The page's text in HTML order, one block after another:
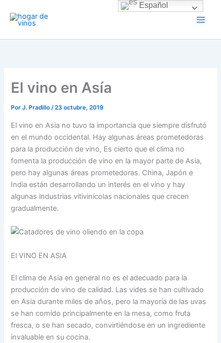
contenido
El vino en Asía
PorJ. Pradillo/23 octubre, 2019
El vino en Asia no tuvo la importancia que siempre disfrutó
en el mundo occidental. Hay algunas áreas prometedoras
para la producción de vino, Es cierto que el clima no
fomenta la producción de vino en la mayor parte de Asia,
pero hay algunas áreas prometedoras. China, Japón e
India están desarrollando un interés en el vino y hay
algunas industrias vitivinícolas nacionales que crecen
gradualmente.
El VINO EN ASIA
El clima de Asia en general no es el adecuado para la
producción de vino de calidad. Las vides se han cultivado
en Asia durante miles de años, pero la mayoría de las uvas
se han comido principalmente en la mesa, como fruta
fresca, o se han secado, convirtiéndose en un ingrediente
invaluable en su cocina.
Español